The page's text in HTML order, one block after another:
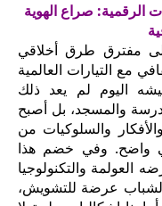
الرقمية: صراع الهوية
مفترق طرق أخلاقي
مع التيارات العالمية
اليوم لم يعد ذلك
والمسجد، بل أصبح
والسلوكيات من
واضح. وفي خضم هذا
العولمة والتكنولوجيا
عرضة للتشويش،